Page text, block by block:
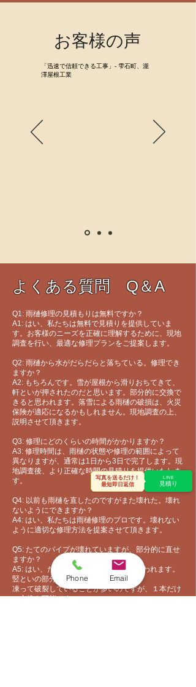
お客様の声
「迅速で信頼できる工事」- 雫石町、瀧
澤屋根工業
よくある質問 Q＆A
Q1: 雨樋修理の見積もりは無料ですか？
A1: はい、私たちは無料で見積りを提供していま
す。お客様のニーズを正確に理解するために、現地
調査を行い、最適な修理プランをご提案します。
Q2: 雨樋から水がだらだらと落ちている。修理でき
ますか？
A2: もちろんです。雪が屋根から滑りおちてきて、
軒といが押されたのだと思います。部分的に交換で
きると思われます。落雪による雨樋の破損は、火災
保険が適応になるかもしれません​。現地調査の上、
説明させて頂きます。
Q3: 修理にどのくらいの時間がかかりますか？
A3: 修理時間は、雨樋の状態や修理の範囲によって
異なりますが、通常は1日から3日で完了します。現
地調査後、より正確な時間の見積りを提供いたしま
す。
Q4: 以前も雨樋を直したのですがまた壊れた。壊れ
ないようにできますか？
A4: はい、私たちは雨樋修理のプロです。壊れない
ように適切な修理方法を提案させて頂きます。
Q5: たてのパイプが壊れていますが、部分的に直せ
ますか？
A5: はい、たてのパイプは竪といだと思われます。
竪といの部分交換も可能です。
​凍って破裂していることが多いのですが、１本だけ
の交換も可能です。
Phone Email
写真を送るだけ！
最短即日返信
LINE
見積り